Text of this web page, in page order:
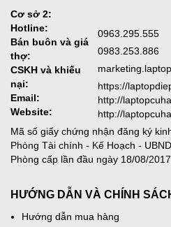
Cơ sở 2:
Hotline:
Bán buôn và giá
thợ:
0963.295.555
CSKH và khiếu
nại:
0983.253.886
Email:
Website:
https://
http://
http://
Mã số giấy chứng nhận đăng ký
Phòng Tài chính - Kế Hoạch -
Phòng cấp lần đầu ngày 18/08/2017
HƯỚNG DẪN VÀ CHÍNH
Hướng dẫn mua hàng